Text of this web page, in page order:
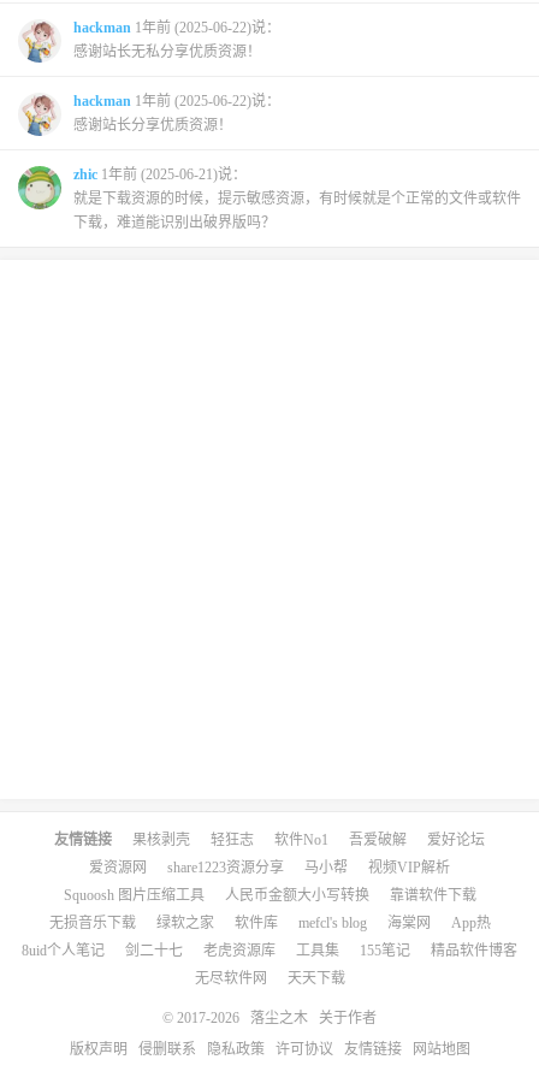
hackman 1年前 (2025-06-22)说：
感谢站长无私分享优质资源！
hackman 1年前 (2025-06-22)说：
感谢站长分享优质资源！
zhic 1年前 (2025-06-21)说：
就是下载资源的时候，提示敏感资源，有时候就是个正常的文件或软件
下载，难道能识别出破界版吗？
友情链接 果核剥壳 轻狂志 软件No1 吾爱破解
爱好论坛
爱资源网
share1223资源分享 马小帮
视频VIP解析
Squoosh 图片压缩工具
人民币金额大小写转换
靠谱软件下载
无损音乐下载
绿软之家 软件库 mefcl's blog 海棠网
App热
8uid个人笔记
剑二十七 老虎资源库 工具集 155笔记
精品软件博客
无尽软件网
天天下载
© 2017-2026 落尘之木
关于作者
版权声明
侵删联系 隐私政策 许可协议 友情链接 网站地图